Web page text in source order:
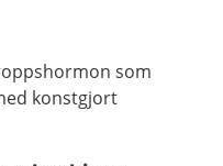
som
konstgjort